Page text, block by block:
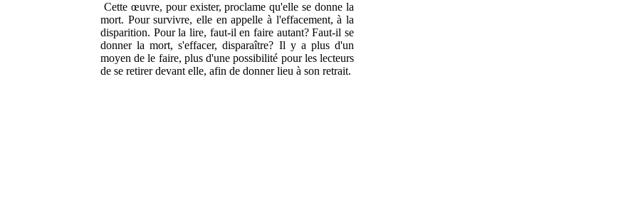
Cette œuvre, pour exister, proclame qu'elle se donne la
mort. Pour survivre, elle en appelle à l'effacement, à la
disparition. Pour la lire, faut-il en faire autant? Faut-il se
donner la mort, s'effacer, disparaître? Il y a plus d'un
moyen de le faire, plus d'une possibilité pour les lecteurs
de se retirer devant elle, afin de donner lieu à son retrait.